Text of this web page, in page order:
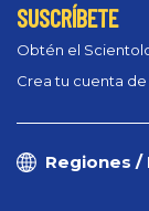
SUSCRÍBETE
Obtén el
Crea tu cuenta
Regiones /